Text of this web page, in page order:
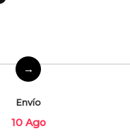
Envío
10 Ago